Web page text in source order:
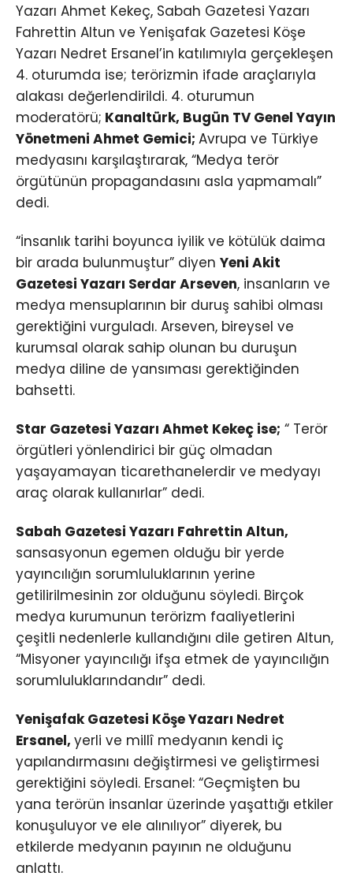
Yazarı Ahmet Kekeç, Sabah Gazetesi Yazarı
Fahrettin Altun ve Yenişafak Gazetesi Köşe
Yazarı Nedret Ersanel’in katılımıyla gerçekleşen
4. oturumda ise; terörizmin ifade araçlarıyla
alakası değerlendirildi. 4. oturumun
moderatörü; Kanaltürk, Bugün TV Genel Yayın
Yönetmeni Ahmet Gemici; Avrupa ve Türkiye
medyasını karşılaştırarak, “Medya terör
örgütünün propagandasını asla yapmamalı”
dedi.
“İnsanlık tarihi boyunca iyilik ve kötülük daima
bir arada bulunmuştur” diyen Yeni Akit
Gazetesi Yazarı Serdar Arseven, insanların ve
medya mensuplarının bir duruş sahibi olması
gerektiğini vurguladı. Arseven, bireysel ve
kurumsal olarak sahip olunan bu duruşun
medya diline de yansıması gerektiğinden
bahsetti.
Star Gazetesi Yazarı Ahmet Kekeç ise; “ Terör
örgütleri yönlendirici bir güç olmadan
yaşayamayan ticarethanelerdir ve medyayı
araç olarak kullanırlar” dedi.
Sabah Gazetesi Yazarı Fahrettin Altun,
sansasyonun egemen olduğu bir yerde
yayıncılığın sorumluluklarının yerine
getilirilmesinin zor olduğunu söyledi. Birçok
medya kurumunun terörizm faaliyetlerini
çeşitli nedenlerle kullandığını dile getiren Altun,
“Misyoner yayıncılığı ifşa etmek de yayıncılığın
sorumluluklarındandır” dedi.
Yenişafak Gazetesi Köşe Yazarı Nedret
Ersanel, yerli ve millî medyanın kendi iç
yapılandırmasını değiştirmesi ve geliştirmesi
gerektiğini söyledi. Ersanel: “Geçmişten bu
yana terörün insanlar üzerinde yaşattığı etkiler
konuşuluyor ve ele alınılıyor” diyerek, bu
etkilerde medyanın payının ne olduğunu
anlattı.